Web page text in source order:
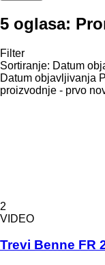
5 oglasa:
Filter
Sortiranje: Datum
Datum objavljivanja
proizvodnje - prvo
2
VIDEO
Trevi Benne FR